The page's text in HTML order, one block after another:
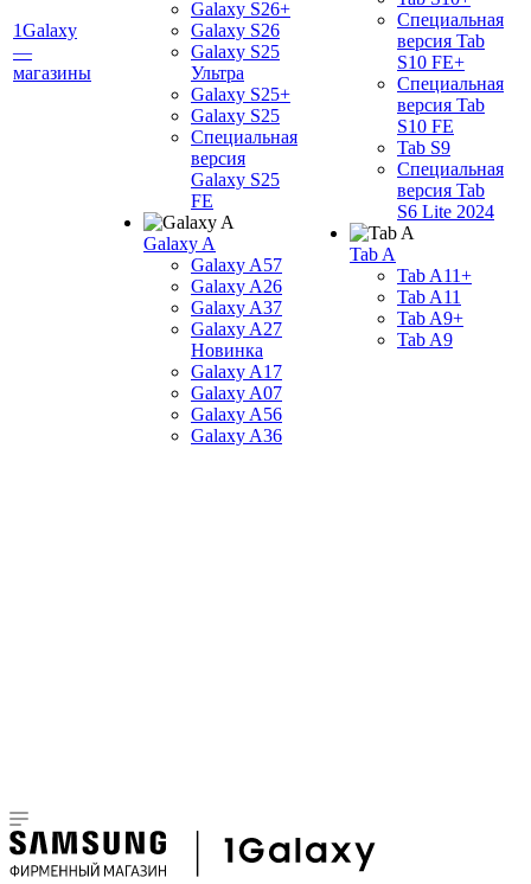
1Galaxy
—
магазины
Galaxy S26+
Galaxy S26
Galaxy S25
Ультра
Galaxy S25+
Galaxy S25
Специальная
версия
Galaxy S25
FE
Galaxy A
Galaxy A57
Galaxy A26
Galaxy A37
Galaxy A27
Новинка
Galaxy A17
Galaxy A07
Galaxy A56
Galaxy A36
Специальная
версия Tab
S10 FE+
Специальная
версия Tab
S10 FE
Tab S9
Специальная
версия Tab
S6 Lite 2024
Tab A
Tab A11+
Tab A11
Tab A9+
Tab A9